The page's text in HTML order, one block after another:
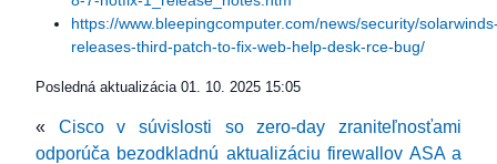
https://www.bleepingcomputer.com/news/security/
releases-third-patch-to-fix-web-help-desk-rce-bug/
Posledná aktualizácia 01. 10. 2025 15:05
« Cisco v súvislosti so zero-day zraniteľnosťami
odporúča bezodkladnú aktualizáciu firewallov ASA a